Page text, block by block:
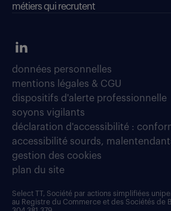
métiers qui recrutent
données personnelles
mentions légales & CGU
dispositifs d'alerte professionnelle
soyons vigilants
déclaration d'accessibilité :
accessibilité sourds,
gestion des cookies
plan du site
Select TT, Société par actions simplifiées
au Registre du Commerce et des Sociétés de